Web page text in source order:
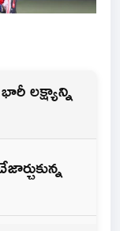
లక్ష్యాన్ని